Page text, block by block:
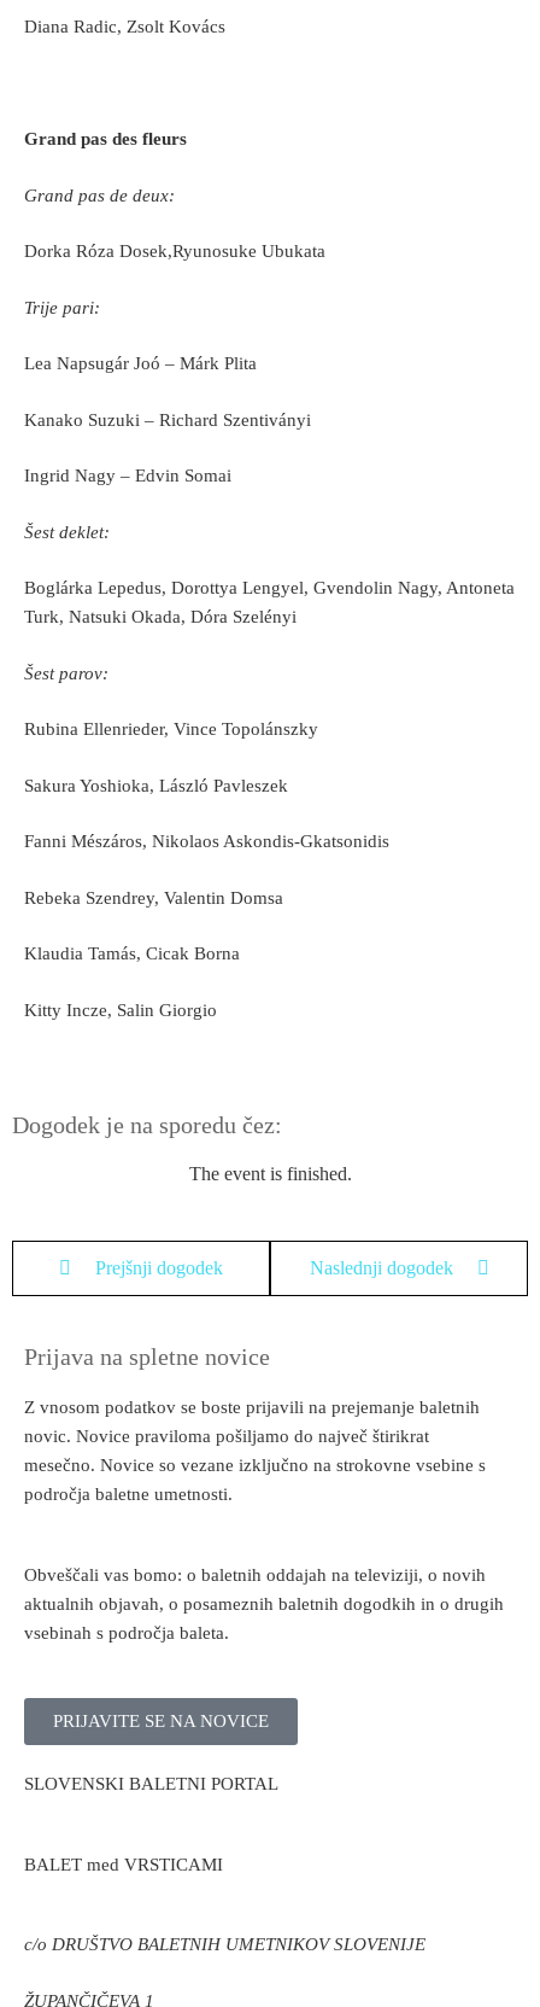
Diana Radic, Zsolt Kovács
Grand pas des fleurs
Grand pas de deux:
Dorka Róza Dosek,Ryunosuke Ubukata
Trije pari:
Lea Napsugár Joó – Márk Plita
Kanako Suzuki – Richard Szentiványi
Ingrid Nagy – Edvin Somai
Šest deklet:
Boglárka Lepedus, Dorottya Lengyel, Gvendolin Nagy, Antoneta
Turk, Natsuki Okada, Dóra Szelényi
Šest parov:
Rubina Ellenrieder, Vince Topolánszky
Sakura Yoshioka, László Pavleszek
Fanni Mészáros, Nikolaos Askondis-Gkatsonidis
Rebeka Szendrey, Valentin Domsa
Klaudia Tamás, Cicak Borna
Kitty Incze, Salin Giorgio
Dogodek je na sporedu čez:
The event is finished.
Prejšnji dogodek Naslednji dogodek
Prijava na spletne novice
Z vnosom podatkov se boste prijavili na prejemanje baletnih
novic. Novice praviloma pošiljamo do največ štirikrat
mesečno. Novice so vezane izključno na strokovne vsebine s
področja baletne umetnosti.
Obveščali vas bomo: o baletnih oddajah na televiziji, o novih
aktualnih objavah, o posameznih baletnih dogodkih in o drugih
vsebinah s področja baleta.
PRIJAVITE SE NA NOVICE
SLOVENSKI BALETNI PORTAL
BALET med VRSTICAMI
c/o DRUŠTVO BALETNIH UMETNIKOV SLOVENIJE
ŽUPANČIČEVA 1